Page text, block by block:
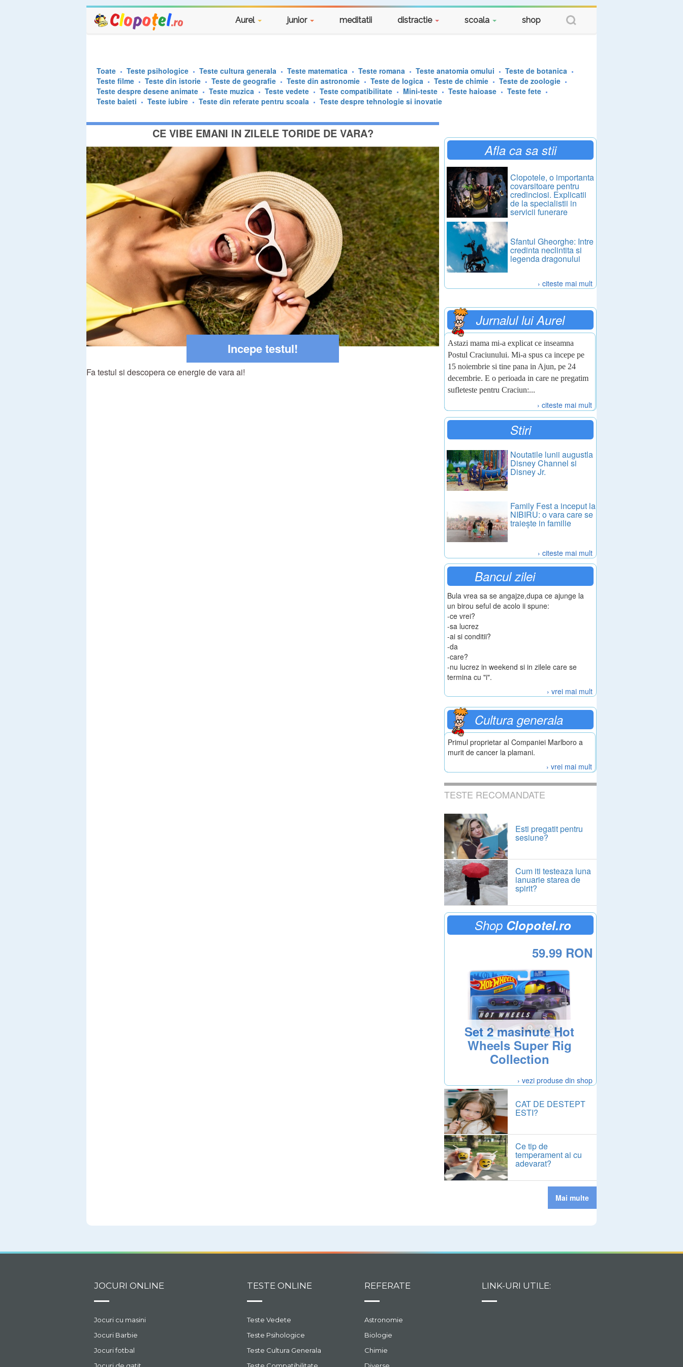
Aurel junior meditatii distractie scoala shop
Toate Teste psihologice Teste cultura generala Teste matematica Teste romana Teste anatomia omului
Teste de botanica
Teste filme
Teste din istorie Teste de geografie Teste din astronomie Teste de logica Teste de chimie
Teste de zoologie
Teste despre desene animate
Teste muzica Teste vedete Teste compatibilitate Mini-teste Teste haioase
Teste fete
Teste baieti
Teste iubire Teste din referate pentru scoala Teste despre tehnologie si inovatie
CE VIBE EMANI IN ZILELE TORIDE DE VARA?
Incepe testul!
Fa testul si descopera ce energie de vara ai!
Afla ca sa stii
Clopotele, o importanta
covarsitoare pentru
credinciosi. Explicatii
de la specialistii in
servicii funerare
Sfantul Gheorghe: Intre
credinta neclintita si
legenda dragonului
› citeste mai mult
Jurnalul lui Aurel
Astazi mama mi-a explicat ce inseamna
Postul Craciunului. Mi-a spus ca incepe pe
15 noiembrie si tine pana in Ajun, pe 24
decembrie. E o perioada in care ne pregatim
sufleteste pentru Craciun:...
› citeste mai mult
Stiri
Noutatile lunii augustla
Disney Channel si
Disney Jr.
Family Fest a inceput la
NIBIRU: o vara care se
traiește in familie
› citeste mai mult
Bancul zilei
Bula vrea sa se angajze,dupa ce ajunge la
un birou seful de acolo ii spune:
-ce vrei?
-sa lucrez
-ai si conditii?
-da
-care?
-nu lucrez in weekend si in zilele care se
termina cu "i".
› vrei mai mult
Cultura generala
Primul proprietar al Companiei Marlboro a
murit de cancer la plamani.
› vrei mai mult
TESTE RECOMANDATE
Esti pregatit pentru
sesiune?
Cum iti testeaza luna
ianuarie starea de
spirit?
Shop Clopotel.ro
Set 2 masinute Hot
Wheels Super Rig
Collection
59.99 RON
› vezi produse din shop
CAT DE DESTEPT
ESTI?
Ce tip de
temperament ai cu
adevarat?
Mai multe
JOCURI ONLINE
Jocuri cu masini
Jocuri Barbie
Jocuri fotbal
TESTE ONLINE
Teste Vedete
Teste Psihologice
Teste Cultura Generala
REFERATE
Astronomie
Biologie
Chimie
LINK-URI UTILE: